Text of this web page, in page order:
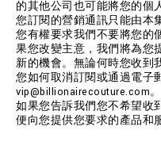
的其他公司也可能將您的個
您訂閱的營銷通訊只能由本
您有權要求我們不要將您的
果您改變主意，我們將為您
新的機會。無論何時您收到
您如何取消訂閱或通過電子
vip@billionairecouture.com。
如果您告訴我們您不希望收
便向您提供您要求的產品和